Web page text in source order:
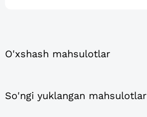
O'xshash mahsulotlar
So'ngi yuklangan mahsulotlar